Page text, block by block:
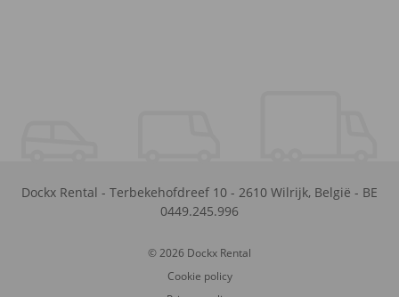
Dockx Rental - Terbekehofdreef 10 - 2610 Wilrijk, België - BE
0449.245.996
© 2026 Dockx Rental
Cookie policy